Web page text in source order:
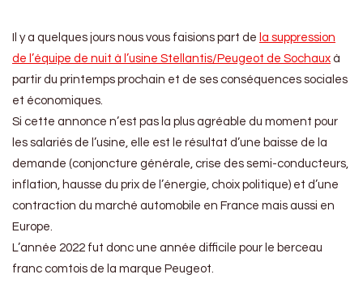
Il y a quelques jours nous vous faisions part de la suppression
de l’équipe de nuit à l’usine Stellantis/Peugeot de Sochaux à
partir du printemps prochain et de ses conséquences sociales
et économiques.
Si cette annonce n’est pas la plus agréable du moment pour
les salariés de l’usine, elle est le résultat d’une baisse de la
demande (conjoncture générale, crise des semi-conducteurs,
inflation, hausse du prix de l’énergie, choix politique) et d’une
contraction du marché automobile en France mais aussi en
Europe.
L’année 2022 fut donc une année difficile pour le berceau
franc comtois de la marque Peugeot.